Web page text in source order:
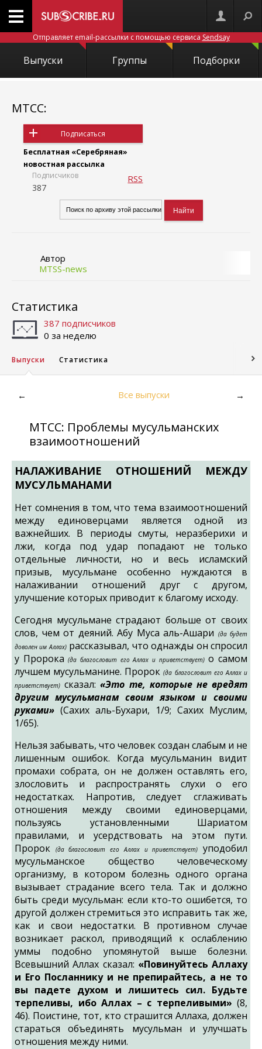
Отправляет email-рассылки с помощью сервиса Sendsay
Выпуски Группы Подборки
МТСС:
Подписаться
Бесплатная «Серебряная»
новостная рассылка
Подписчиков
387
RSS
Автор
MTSS-news
Статистика
387 подписчиков
0 за неделю
Выпуски Статистика
← Все выпуски →
МТСС: Проблемы мусульманских
взаимоотношений
НАЛАЖИВАНИЕ ОТНОШЕНИЙ МЕЖДУ
МУСУЛЬМАНАМИ
Нет сомнения в том, что тема взаимоотношений
между единоверцами является одной из
важнейших. В периоды смуты, неразберихи и
лжи, когда под удар попадают не только
отдельные личности, но и весь исламский
призыв, мусульмане особенно нуждаются в
налаживании отношений друг с другом,
улучшение которых приводит к благому исходу.
Сегодня мусульмане страдают больше от своих
слов, чем от деяний. Абу Муса аль-Ашари (да будет
доволен им Аллах)рассказывал, что однажды он спросил
у Пророка(да благословит его Аллах и приветствует)о самом
лучшем мусульманине. Пророк(да благословит его Аллах и
приветствует) сказал:«Это те, которые не вредят
другим мусульманам своим языком и своими
руками» (Сахих аль-Бухари, 1/9; Сахих Муслим,
1/65).
Нельзя забывать, что человек создан слабым и не
лишенным ошибок. Когда мусульманин видит
промахи собрата, он не должен оставлять его,
злословить и распространять слухи о его
недостатках. Напротив, следует сглаживать
отношения между своими единоверцами,
пользуясь установленными Шариатом
правилами, и усердствовать на этом пути.
Пророк
(да благословит его Аллах и приветствует)
уподобил
мусульманское общество человеческому
организму, в котором болезнь одного органа
вызывает страдание всего тела. Так и должно
быть среди мусульман: если кто-то ошибется, то
другой должен стремиться это исправить так же,
как и свои недостатки. В противном случае
возникает раскол, приводящий к ослаблению
уммы подобно упомянутой выше болезни.
Всевышний Аллах сказал: «Повинуйтесь Аллаху
и Его Посланнику и не препирайтесь, а не то
вы падете духом и лишитесь сил. Будьте
терпеливы, ибо Аллах – с терпеливыми» (8,
46). Поистине, тот, кто страшится Аллаха, должен
стараться объединять мусульман и улучшать
отношения между ними.